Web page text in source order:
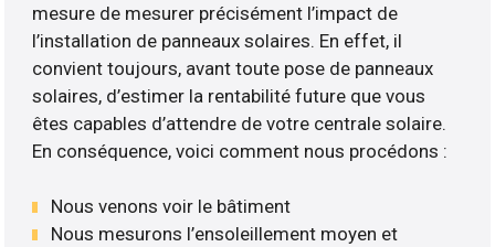
mesure de mesurer précisément l’impact de
l’installation de panneaux solaires. En effet, il
convient toujours, avant toute pose de panneaux
solaires, d’estimer la rentabilité future que vous
êtes capables d’attendre de votre centrale solaire.
En conséquence, voici comment nous procédons :
Nous venons voir le bâtiment
Nous mesurons l’ensoleillement moyen et